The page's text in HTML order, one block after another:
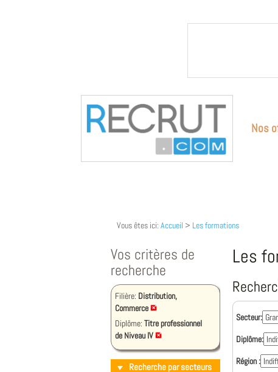
Nos
Vous êtes ici: Accueil > Les formations
Vos critères de
recherche
Filière: Distribution,
Commerce
Diplôme: Titre professionnel
de Niveau IV
Recherche par secteurs
Les
Secteur:
Diplôme:
Région :